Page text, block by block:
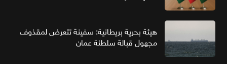
هيئة بحرية بريطانية: سفينة تتعرض لمقذوف
مجهول قبالة سلطنة عمان